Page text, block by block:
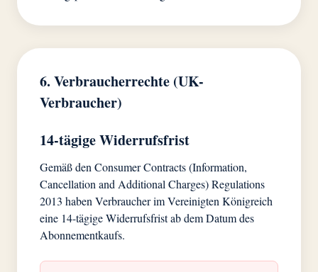
6. Verbraucherrechte (UK-
Verbraucher)
14-tägige Widerrufsfrist
Gemäß den Consumer Contracts (Information,
Cancellation and Additional Charges) Regulations
2013 haben Verbraucher im Vereinigten Königreich
eine 14-tägige Widerrufsfrist ab dem Datum des
Abonnementkaufs.